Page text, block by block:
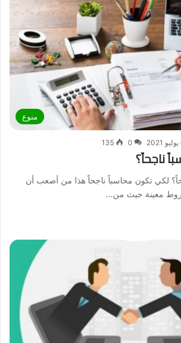
منوع
0
135
ناجحاً؟
لكي تكون محاسباً ناجحاً هذا من أصعب أن
معينة حيث من…